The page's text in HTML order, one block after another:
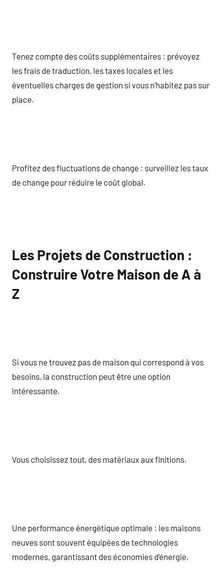
Tenez compte des coûts supplémentaires : prévoyez
les frais de traduction, les taxes locales et les
éventuelles charges de gestion si vous n’habitez pas sur
place.
Profitez des fluctuations de change : surveillez les taux
de change pour réduire le coût global.
Les Projets de Construction :
Construire Votre Maison de A à
Z
Si vous ne trouvez pas de maison qui correspond à vos
besoins, la construction peut être une option
intéressante.
Vous choisissez tout, des matériaux aux finitions.
Une performance énergétique optimale : les maisons
neuves sont souvent équipées de technologies
modernes, garantissant des économies d’énergie.